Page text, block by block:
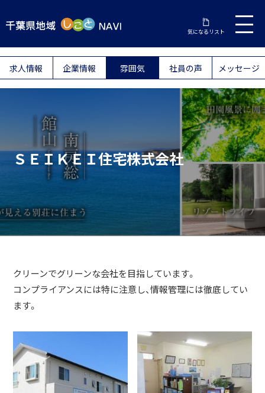
気になるリスト
求人情報 企業情報 雰囲気 社員の声 メッセージ
ＳＥＩＫＥＩ住宅株式会社
クリーンでグリーンな会社を目指しています。
コンプライアンスには特に注意し、情報管理には徹底してい
ます。